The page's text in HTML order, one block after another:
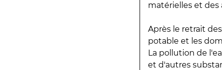
matérielles et des
Après le retrait
potable et les
La pollution de
et d'autres